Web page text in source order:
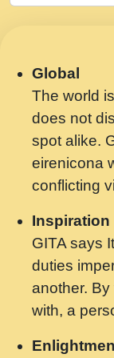
Chahe
मझ
Shri
मन
मन बध
मर गनय
मेरे मन
Rishikesh
Global
The world
does not
spot alike.
eirenicona
conflicting
Inspiration
GITA says
duties
another.
with, a